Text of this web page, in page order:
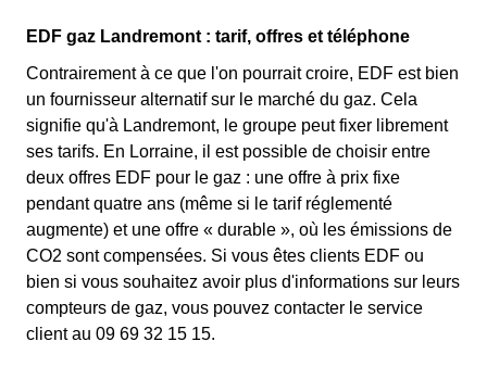
EDF gaz Landremont : tarif, offres et téléphone
Contrairement à ce que l'on pourrait croire, EDF est bien
un fournisseur alternatif sur le marché du gaz. Cela
signifie qu'à Landremont, le groupe peut fixer librement
ses tarifs. En Lorraine, il est possible de choisir entre
deux offres EDF pour le gaz : une offre à prix fixe
pendant quatre ans (même si le tarif réglementé
augmente) et une offre « durable », où les émissions de
CO2 sont compensées. Si vous êtes clients EDF ou
bien si vous souhaitez avoir plus d'informations sur leurs
compteurs de gaz, vous pouvez contacter le service
client au 09 69 32 15 15.